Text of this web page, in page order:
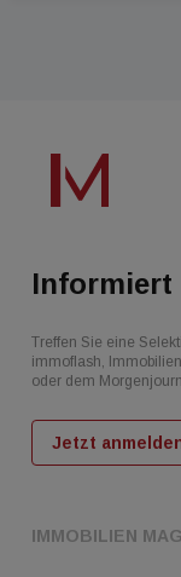
IMMOBILIEN
Informiert
Treffen Sie eine
immoflash,
oder dem
Jetzt